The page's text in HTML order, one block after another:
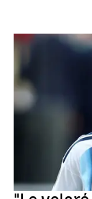
Mundial 2026